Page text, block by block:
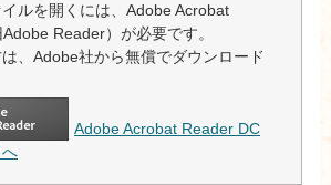
ルを開くには、Adobe Acrobat
Reader）が必要です。
、Adobe社から無償でダウンロード
Adobe Acrobat Reader DC